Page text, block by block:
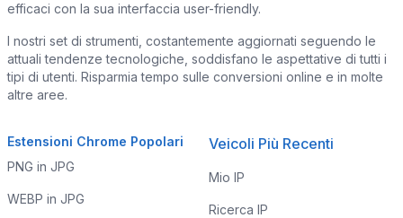
efficaci con la sua interfaccia user-friendly.
I nostri set di strumenti, costantemente aggiornati seguendo le
attuali tendenze tecnologiche, soddisfano le aspettative di tutti i
tipi di utenti. Risparmia tempo sulle conversioni online e in molte
altre aree.
Estensioni Chrome Popolari
PNG in JPG
WEBP in JPG
Veicoli Più Recenti
Mio IP
Ricerca IP